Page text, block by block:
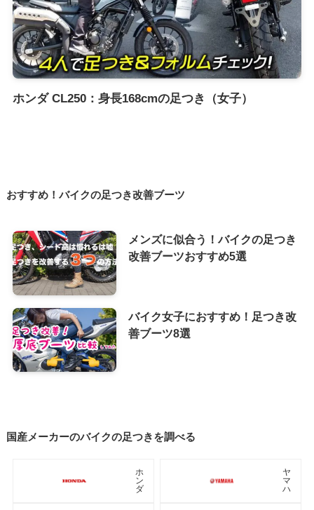
ホンダ CL250：身長168cmの足つき（女子）
おすすめ！バイクの足つき改善ブーツ
メンズに似合う！バイクの足つき
改善ブーツおすすめ5選
バイク女子におすすめ！足つき改
善ブーツ8選
国産メーカーのバイクの足つきを調べる
ホ
ン
ダ
ヤ
マ
ハ